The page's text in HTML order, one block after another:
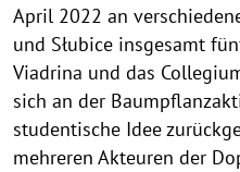
April 2022 an
und Słubice insgesamt
Viadrina und das
sich an der
studentische Idee
mehreren Akteuren der